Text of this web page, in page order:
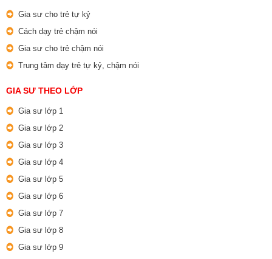
Gia sư cho trẻ tự kỷ
Cách dạy trẻ chậm nói
Gia sư cho trẻ chậm nói
Trung tâm dạy trẻ tự kỷ, chậm nói
GIA SƯ THEO LỚP
Gia sư lớp 1
Gia sư lớp 2
Gia sư lớp 3
Gia sư lớp 4
Gia sư lớp 5
Gia sư lớp 6
Gia sư lớp 7
Gia sư lớp 8
Gia sư lớp 9